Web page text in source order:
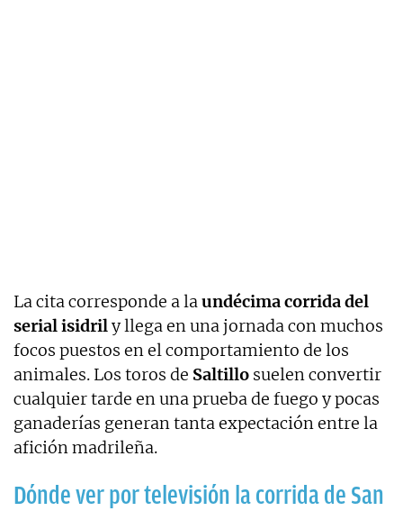
La cita corresponde a laundécima corrida del
serial isidrily llega en una jornada con muchos
focos puestos en el comportamiento de los
animales. Los toros de Saltillo suelen convertir
cualquier tarde en una prueba de fuego y pocas
ganaderías generan tanta expectación entre la
afición madrileña.
Dónde ver por televisión la corrida de San